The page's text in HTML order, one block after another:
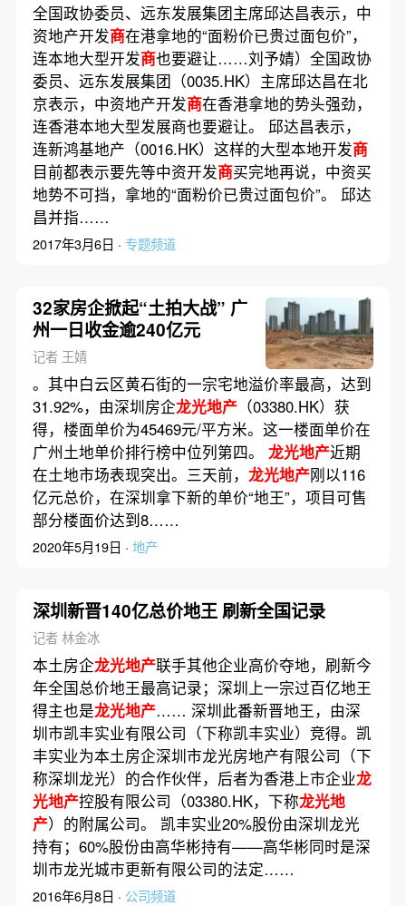
全国政协委员、远东发展集团主席邱达昌表示，中
资地产开发商在港拿地的“面粉价已贵过面包价”，
连本地大型开发商也要避让……刘予婧）全国政协
委员、远东发展集团（0035.HK）主席邱达昌在北
京表示，中资地产开发商在香港拿地的势头强劲，
连香港本地大型发展商也要避让。 邱达昌表示，
连新鸿基地产（0016.HK）这样的大型本地开发商
目前都表示要先等中资开发商买完地再说，中资买
地势不可挡，拿地的“面粉价已贵过面包价”。 邱达
昌并指……
2017年3月6日 · 专题频道
32家房企掀起“土拍大战” 广
州一日收金逾240亿元
记者 王婧
。其中白云区黄石街的一宗宅地溢价率最高，达到
31.92%，由深圳房企龙光地产（03380.HK）获
得，楼面单价为45469元/平方米。这一楼面单价在
广州土地单价排行榜中位列第四。 龙光地产近期
在土地市场表现突出。三天前， 龙光地产刚以116
亿元总价，在深圳拿下新的单价“地王”，项目可售
部分楼面价达到8……
2020年5月19日 · 地产
深圳新晋140亿总价地王 刷新全国记录
记者 林金冰
本土房企龙光地产联手其他企业高价夺地，刷新今
年全国总价地王最高记录；深圳上一宗过百亿地王
得主也是龙光地产…… 深圳此番新晋地王，由深
圳市凯丰实业有限公司（下称凯丰实业）竞得。凯
丰实业为本土房企深圳市龙光房地产有限公司（下
称深圳龙光）的合作伙伴，后者为香港上市企业龙
光地产控股有限公司（03380.HK，下称龙光地
产）的附属公司。 凯丰实业20%股份由深圳龙光
持有；60%股份由高华彬持有——高华彬同时是深
圳市龙光城市更新有限公司的法定……
2016年6月8日 · 公司频道